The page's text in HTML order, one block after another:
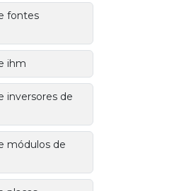
fontes
ihm
inversores de
módulos de